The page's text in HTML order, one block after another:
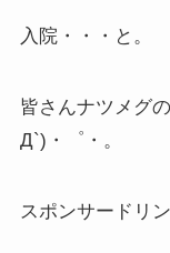
入院・・・と。
皆さんナツメグ
Д`)・゜・。
スポンサードリ